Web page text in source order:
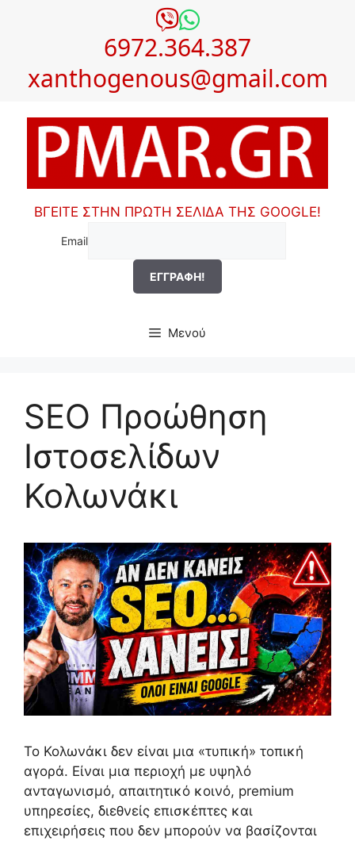
6972.364.387
xanthogenous@gmail.com
ΒΓΕΙΤΕ ΣΤΗΝ ΠΡΩΤΗ ΣΕΛΙΔΑ ΤΗΣ GOOGLE!
Email
Μενού
SEO Προώθηση
Ιστοσελίδων
Κολωνάκι
Το Κολωνάκι δεν είναι μια «τυπική» τοπική
αγορά. Είναι μια περιοχή με υψηλό
ανταγωνισμό, απαιτητικό κοινό, premium
υπηρεσίες, διεθνείς επισκέπτες και
επιχειρήσεις που δεν μπορούν να βασίζονται